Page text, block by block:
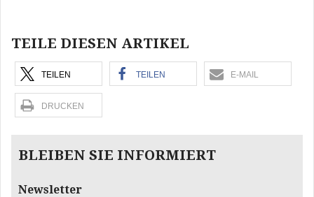
TEILE DIESEN ARTIKEL
TEILEN TEILEN E-MAIL
DRUCKEN
BLEIBEN SIE INFORMIERT
Newsletter